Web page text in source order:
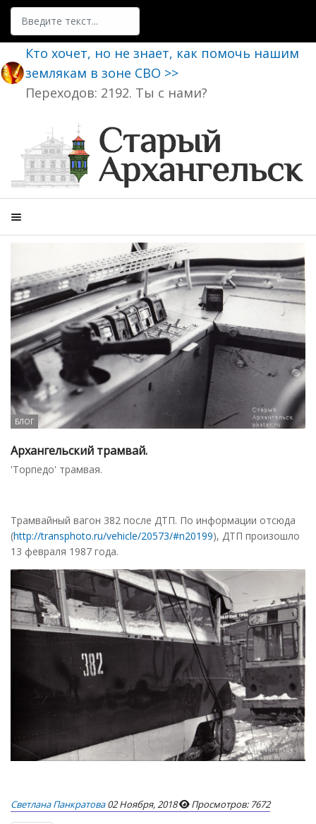
Поиск
Кто хочет, но не знает, как помочь нашим
землякам в зоне СВО >>
Переходов: 2192. Ты с нами?
БЛОГ
Архангельский трамвай.
'Торпедо' трамвая.
Трамвайный вагон 382 после ДТП. По информации отсюда
(http://transphoto.ru/vehicle/20573/#n20199), ДТП произошло
13 февраля 1987 года.
Светлана Панкратова 02 Ноября, 2018 Просмотров: 7672